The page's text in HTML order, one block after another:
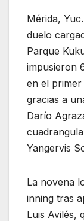
Mérida,
duelo
Parque
impusieron
en el primer
gracias a
Darío
Yangervis
La novena
inning tras
Luis Avilés,